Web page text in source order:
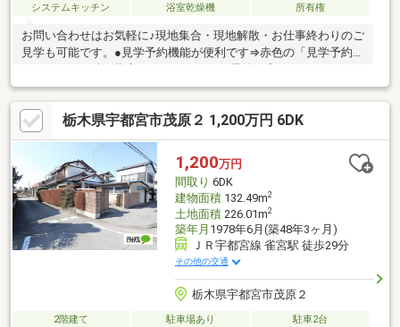
システムキッチン
浴室乾燥機 所有権
お問い合わせはお気軽に♪現地集合・現地解散・お仕事終わりのご
見学も可能です。●見学予約機能が便利です⇒赤色の「見学予約」
ボタンから日時を指定すれば、すぐにご予約が完了します！●お
電話の場合⇒青色の「電話で問い合わせ」ボタンより通話が可能
です！※担当者に物件所在地と価格をお伝え下さい。●メールの場
合⇒オレンジ色の「資料請求ボタン」よりフォーム入力へお進み
下さい。●不動産屋選びに迷ったら「このまち不動産」にお任せ
下さい ・宅地建物取引士の資格保有者が担当させて頂きます。 ・
住宅ローン実績多数！過去に住宅ローンを断られた方でも、１度
ご相談下さい。
栃木県宇都宮市茂原２ 1,200万円 6DK
1,200万円
間取り 6DK
建物面積132.49m2
土地面積226.01m2
築年月 1978年6月(築48年3ヶ月)
ＪＲ宇都宮線 雀宮駅 徒歩29分
その他の交通
栃木県宇都宮市茂原２
2階建て 駐車場あり
駐車2台